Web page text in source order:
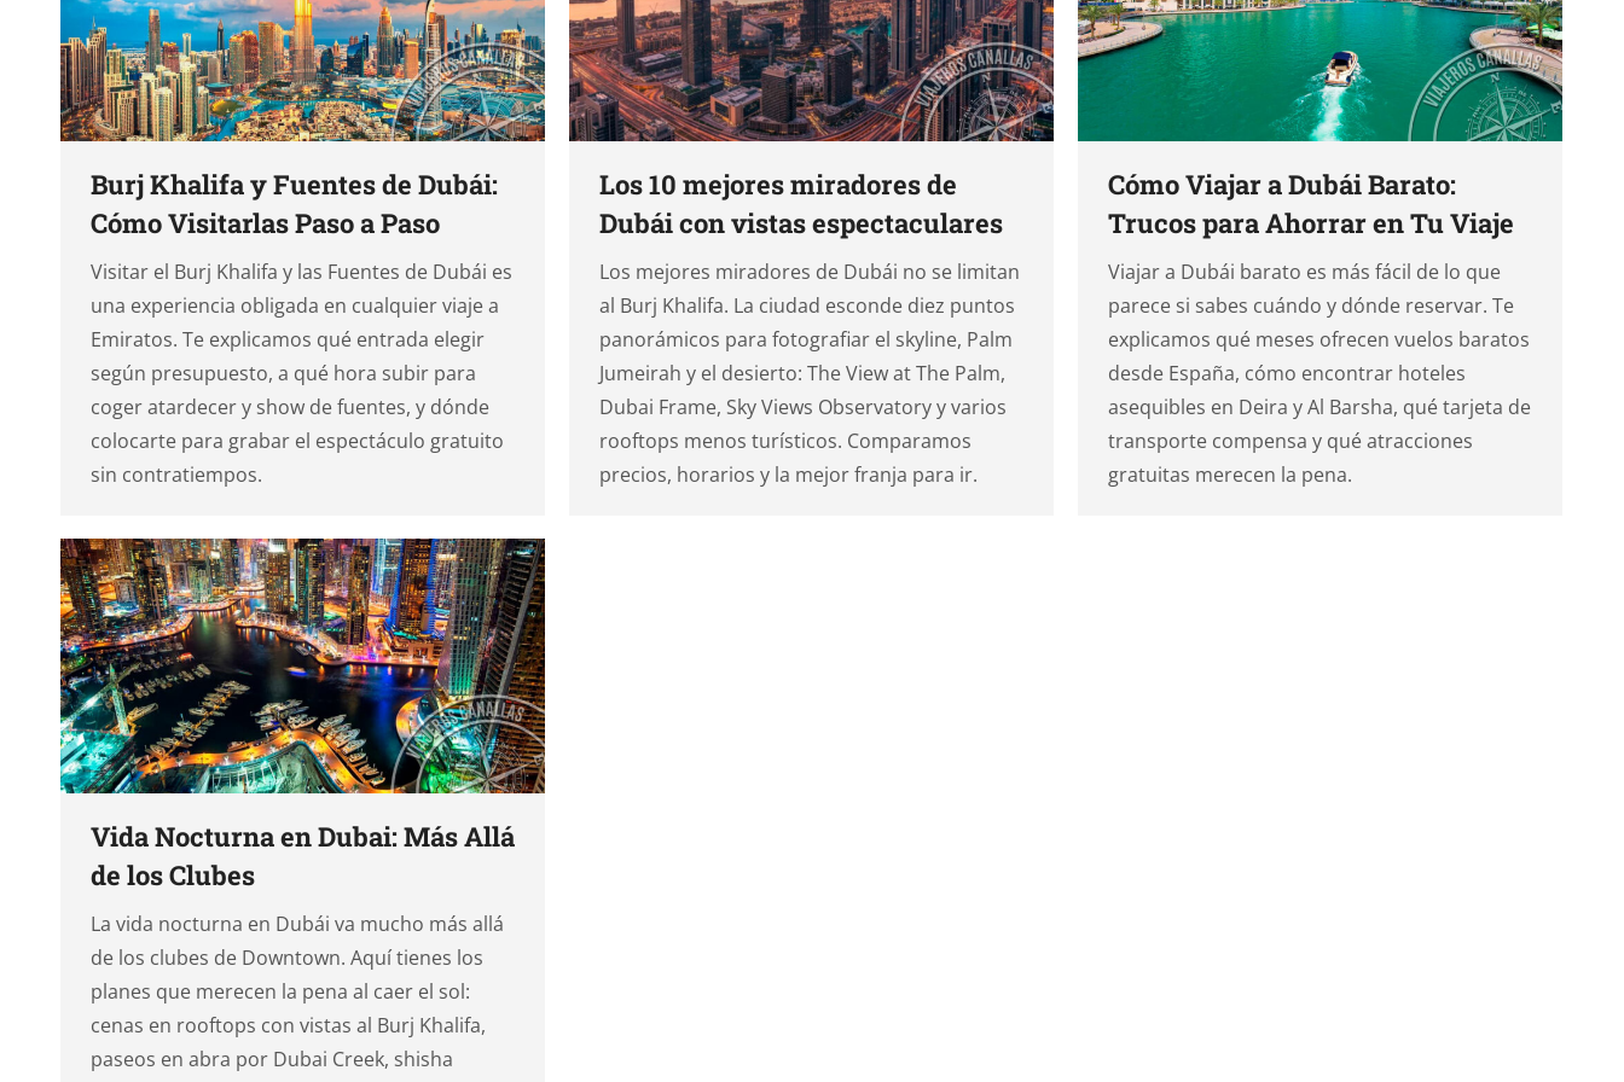
Burj Khalifa y Fuentes de Dubái:
Cómo Visitarlas Paso a Paso
Visitar el Burj Khalifa y las Fuentes de Dubái es
una experiencia obligada en cualquier viaje a
Emiratos. Te explicamos qué entrada elegir
según presupuesto, a qué hora subir para
coger atardecer y show de fuentes, y dónde
colocarte para grabar el espectáculo gratuito
sin contratiempos.
Los 10 mejores miradores de
Dubái con vistas espectaculares
Los mejores miradores de Dubái no se limitan
al Burj Khalifa. La ciudad esconde diez puntos
panorámicos para fotografiar el skyline, Palm
Jumeirah y el desierto: The View at The Palm,
Dubai Frame, Sky Views Observatory y varios
rooftops menos turísticos. Comparamos
precios, horarios y la mejor franja para ir.
Cómo Viajar a Dubái Barato:
Trucos para Ahorrar en Tu Viaje
Viajar a Dubái barato es más fácil de lo que
parece si sabes cuándo y dónde reservar. Te
explicamos qué meses ofrecen vuelos baratos
desde España, cómo encontrar hoteles
asequibles en Deira y Al Barsha, qué tarjeta de
transporte compensa y qué atracciones
gratuitas merecen la pena.
Vida Nocturna en Dubai: Más Allá
de los Clubes
La vida nocturna en Dubái va mucho más allá
de los clubes de Downtown. Aquí tienes los
planes que merecen la pena al caer el sol:
cenas en rooftops con vistas al Burj Khalifa,
paseos en abra por Dubai Creek, shisha